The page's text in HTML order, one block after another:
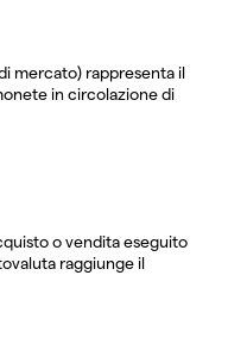
mercato) rappresenta il
in circolazione di
o vendita eseguito
raggiunge il